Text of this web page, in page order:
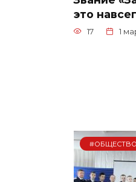
это
17 1
#ОБЩЕСТВО